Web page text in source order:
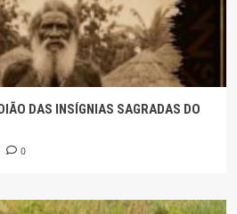
DAS INSÍGNIAS SAGRADAS DO
0